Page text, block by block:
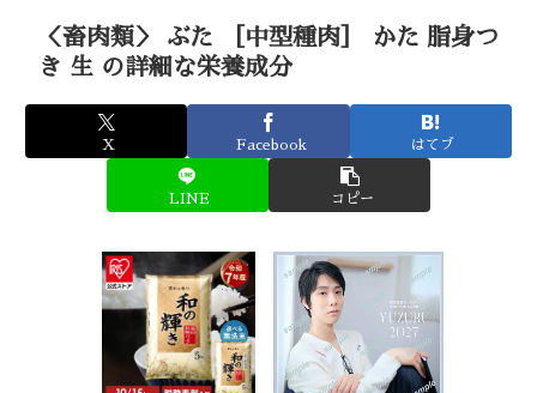
＜畜肉類＞ ぶた ［中型種肉］ かた 脂身つ
き 生 の詳細な栄養成分
X Facebook はてブ
LINE コピー